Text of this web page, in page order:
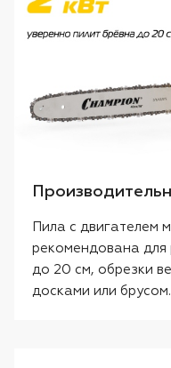
Пила с двигателем
рекомендована для
до 20 см, обрезки
досками или брусом.